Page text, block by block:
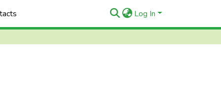
Log In